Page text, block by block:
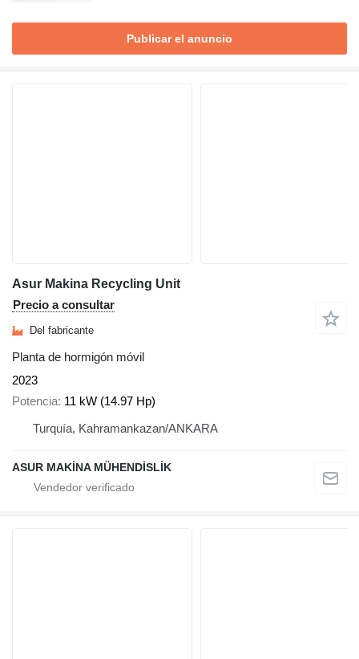
Publicar el anuncio
Asur Makina Recycling Unit
Precio a consultar
Del fabricante
Planta de hormigón móvil
2023
Potencia 11 kW (14.97 Hp)
Turquía, Kahramankazan/ANKARA
ASUR MAKİNA MÜHENDİSLİK